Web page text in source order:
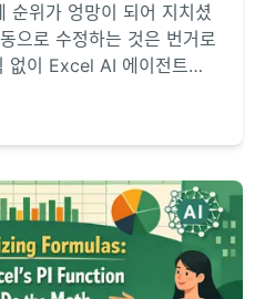
순위가 엉망이 되어 지치셨
으로 수정하는 것은 번거로
없이 Excel AI 에이전트가
세요.